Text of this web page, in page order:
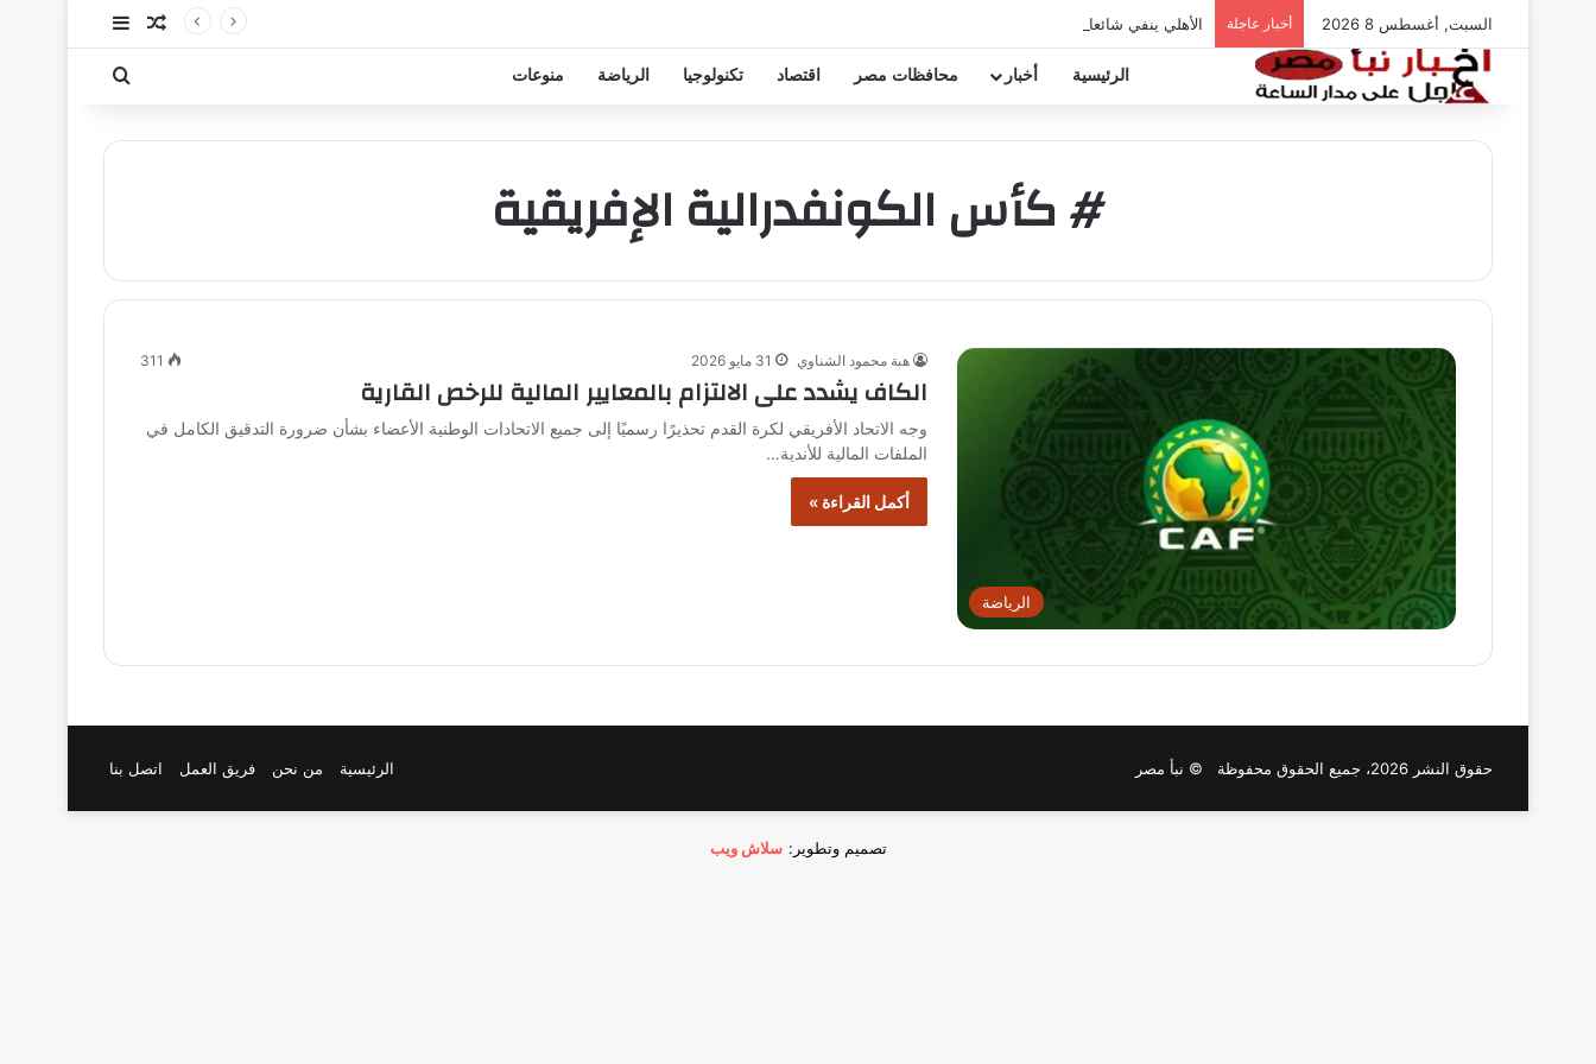
السبت, أغسطس 8 2026 أخبار عاجلة الأهلي ينفي شائعات تخفيض عقود زيزو والشناوي مقال عشوائي
إضافة عمود
الرئيسية أخبار محافظات مصر اقتصاد تكنولوجيا الرياضة منوعات بحث عن
# كأس الكونفدرالية الإفريقية
الرياضة
هبة محمود الشناوي 31 مايو 2026 311
الكاف يشدد على الالتزام بالمعايير المالية للرخص القارية
وجه الاتحاد الأفريقي لكرة القدم تحذيرًا رسميًا إلى جميع الاتحادات الوطنية الأعضاء بشأن ضرورة التدقيق الكامل في
الملفات المالية للأندية…
أكمل القراءة »
حقوق النشر 2026، جميع الحقوق محفوظة © نبأ مصر الرئيسية من نحن فريق العمل اتصل بنا
تصميم وتطوير: سلاش ويب